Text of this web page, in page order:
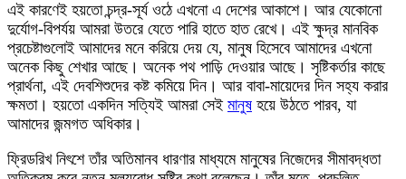
এই কারণেই হয়তো চন্দ্র-সূর্য ওঠে এখনো এ দেশের আকাশে। আর যেকোনো
দুর্যোগ-বিপর্যয় আমরা উতরে যেতে পারি হাতে হাত রেখে। এই ক্ষুদ্র মানবিক
প্রচেষ্টাগুলোই আমাদের মনে করিয়ে দেয় যে, মানুষ হিসেবে আমাদের এখনো
অনেক কিছু শেখার আছে। অনেক পথ পাড়ি দেওয়ার আছে। সৃষ্টিকর্তার কাছে
প্রার্থনা, এই দেবশিশুদের কষ্ট কমিয়ে দিন। আর বাবা-মায়েদের দিন সহ্য করার
ক্ষমতা। হয়তো একদিন সত্যিই আমরা সেই মানুষ হয়ে উঠতে পারব, যা
আমাদের জন্মগত অধিকার।
ফ্রিডরিখ নিৎশে তাঁর অতিমানব ধারণার মাধ্যমে মানুষের নিজেদের সীমাবদ্ধতা